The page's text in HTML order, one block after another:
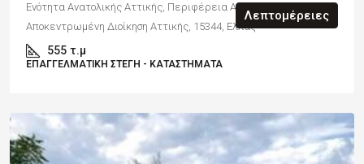
Ενότητα Ανατολικής Αττικής, Περιφέρεια Αττικής,
Αποκεντρωμένη Διοίκηση Αττικής, 15344, Ελλάς
555 τ.μ
ΕΠΑΓΓΕΛΜΑΤΙΚΉ ΣΤΈΓΗ - ΚΑΤΆΣΤΗΜΑΤΑ
Λεπτομέρειες